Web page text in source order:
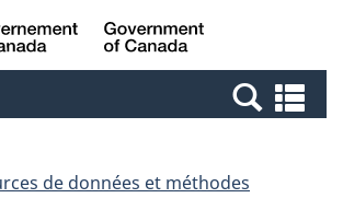
Passer
au
Passer
à
Canada
et
de données et méthodes